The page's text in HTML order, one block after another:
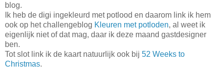
blog.
Ik heb de digi ingekleurd met potlood en daarom link ik hem
ook op het challengeblog Kleuren met potloden, al weet ik
eigenlijk niet of dat mag, daar ik deze maand gastdesigner
ben.
Tot slot link ik de kaart natuurlijk ook bij 52 Weeks to
Christmas.